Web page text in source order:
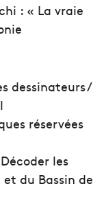
: « La vraie
dessinateurs /
réservées
les
du Bassin de